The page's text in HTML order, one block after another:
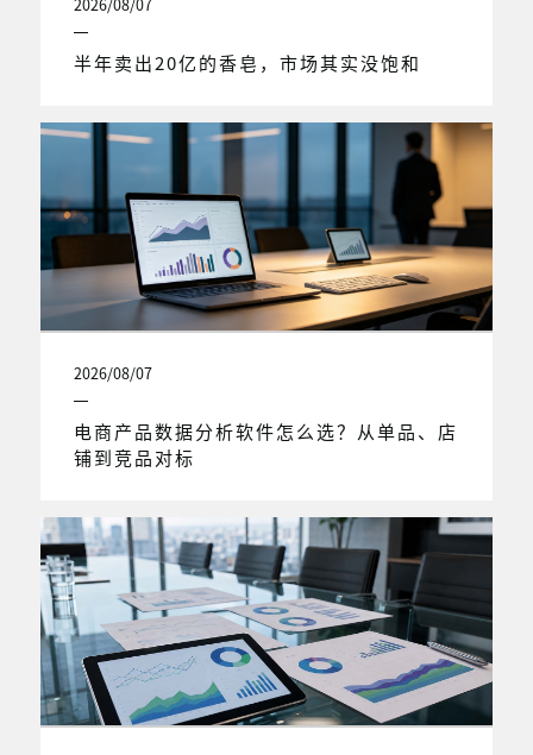
2026/08/07
半年卖出20亿的香皂，市场其实没饱和
2026/08/07
电商产品数据分析软件怎么选？从单品、店
铺到竞品对标